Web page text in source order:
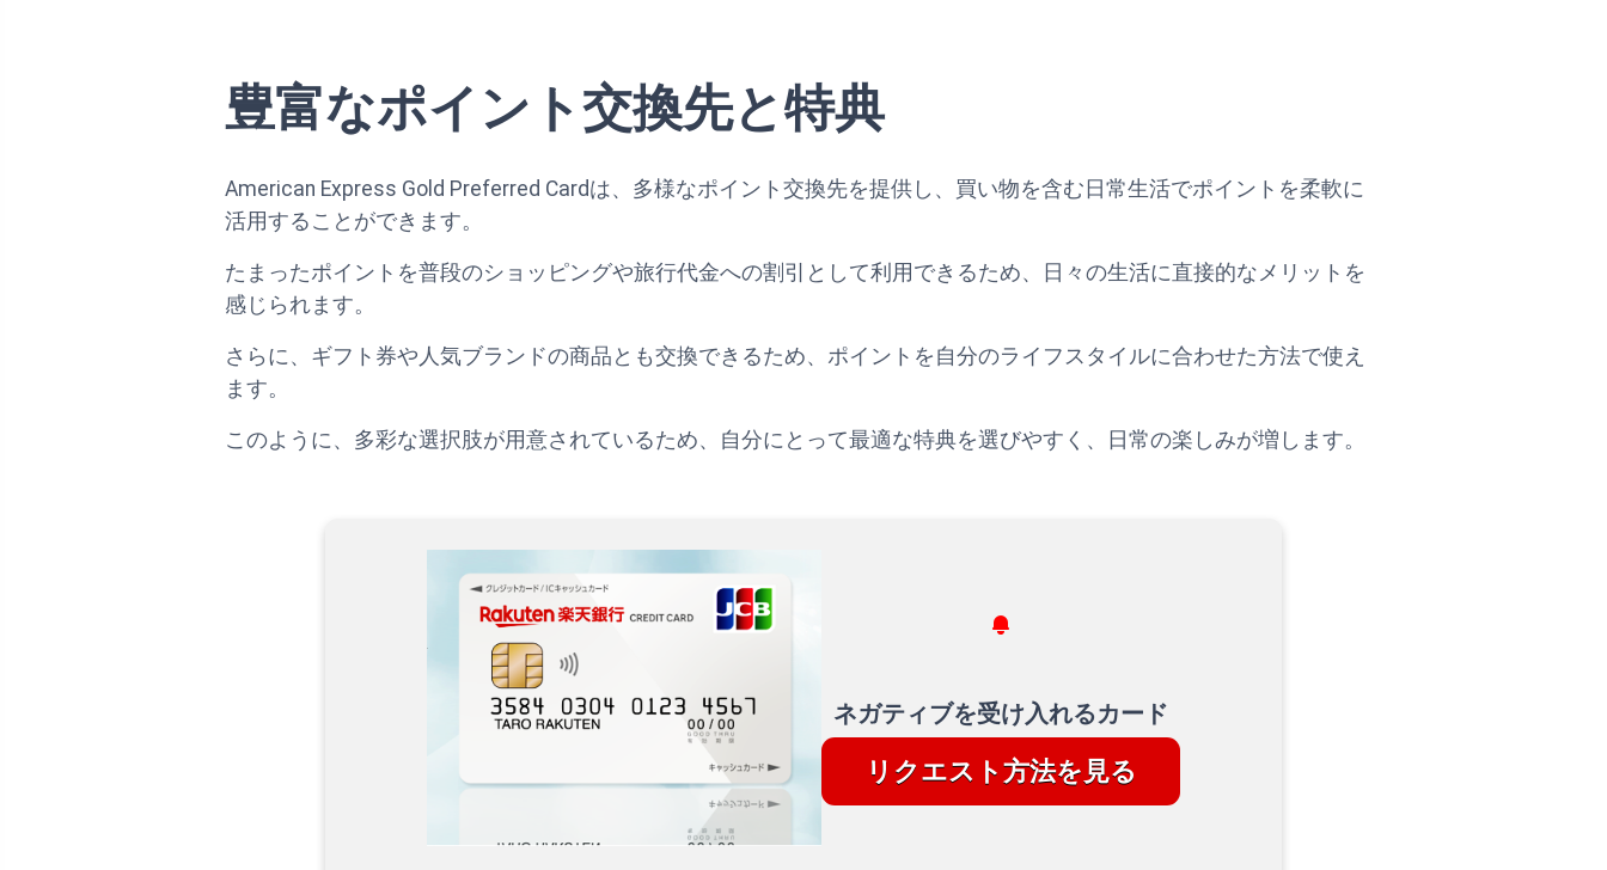
豊富なポイント交換先と特典
American Express Gold Preferred Cardは、多様なポイント交換先を提供し、買い物を含む日常生活でポイントを柔軟に
活用することができます。
たまったポイントを普段のショッピングや旅行代金への割引として利用できるため、日々の生活に直接的なメリットを
感じられます。
さらに、ギフト券や人気ブランドの商品とも交換できるため、ポイントを自分のライフスタイルに合わせた方法で使え
ます。
このように、多彩な選択肢が用意されているため、自分にとって最適な特典を選びやすく、日常の楽しみが増します。
ネガティブを受け入れるカード
リクエスト方法を見る